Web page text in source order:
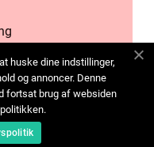
huske dine indstillinger,
og annoncer. Denne
fortsat brug af websiden